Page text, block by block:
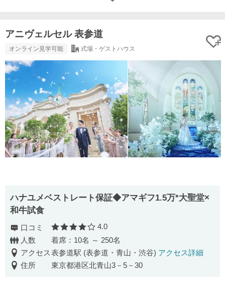
アニヴェルセル 表参道
オンライン見学可能 式場・ゲストハウス
ハナユメベストレート保証◆アマギフ1.5万*大聖堂×
和牛試食
口コミ 口コミ評価
4.0
人数
着席：10名 ～ 250名
アクセス表参道駅 (表参道・青山・渋谷) アクセス詳細
住所
東京都港区北青山3－5－30